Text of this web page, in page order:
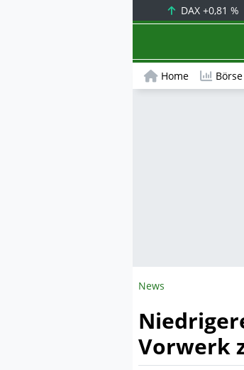
DAX +0,81 %
Home Börse
News
Vorwerk